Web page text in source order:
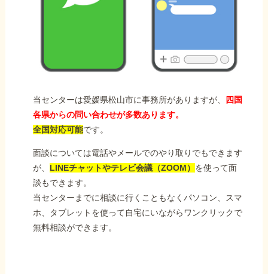
当センターは愛媛県松山市に事務所がありますが、
四国
各県からの問い合わせが多数あります。
全国対応可能です。
面談については電話やメールでのやり取りでもできます
が、 LINEチャットやテレビ会議（ZOOM） を使って面
談もできます。
当センターまでに相談に行くこともなくパソコン、スマ
ホ、タブレットを使って自宅にいながらワンクリックで
無料相談ができます。